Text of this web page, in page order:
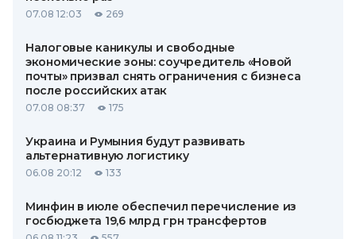
07.08 12:03 269
Налоговые каникулы и свободные
экономические зоны: соучредитель «Новой
почты» призвал снять ограничения с бизнеса
после российских атак
07.08 08:37 175
Украина и Румыния будут развивать
альтернативную логистику
06.08 20:12 133
Минфин в июле обеспечил перечисление из
госбюджета 19,6 млрд грн трансфертов